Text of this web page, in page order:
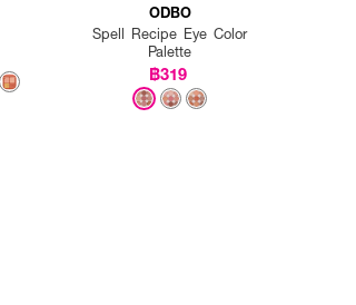
ODBO
Spell Recipe Eye Color
Palette
฿319